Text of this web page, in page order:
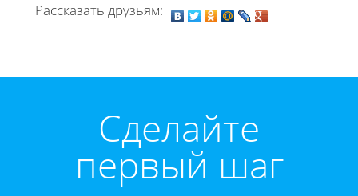
Рассказать друзьям:
Cделайте
первый шаг